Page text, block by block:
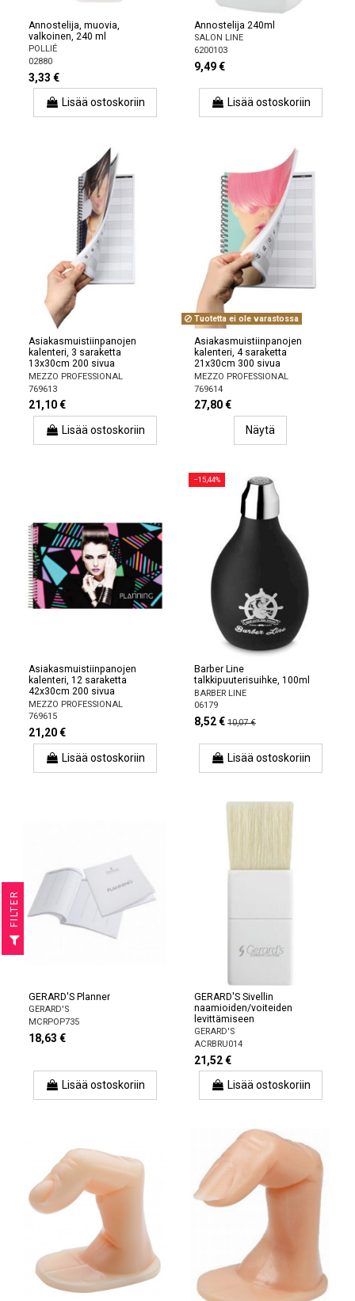
Annostelija, muovia,
valkoinen, 240 ml
POLLIÉ
02880
3,33 €
Lisää ostoskoriin
Annostelija 240ml
SALON LINE
6200103
9,49 €
Lisää ostoskoriin
Asiakasmuistiinpanojen
kalenteri, 3 saraketta
13x30cm 200 sivua
MEZZO PROFESSIONAL
769613
21,10 €
Lisää ostoskoriin
Tuotetta ei ole varastossa
Asiakasmuistiinpanojen
kalenteri, 4 saraketta
21x30cm 300 sivua
MEZZO PROFESSIONAL
769614
27,80 €
Näytä
Asiakasmuistiinpanojen
kalenteri, 12 saraketta
42x30cm 200 sivua
MEZZO PROFESSIONAL
769615
21,20 €
Lisää ostoskoriin
−15,44%
Barber Line
talkkipuuterisuihke, 100ml
BARBER LINE
06179
8,52 € 10,07 €
Lisää ostoskoriin
GERARD'S Planner
GERARD'S
MCRPOP735
18,63 €
Lisää ostoskoriin
GERARD'S Sivellin
naamioiden/voiteiden
levittämiseen
GERARD'S
ACRBRU014
21,52 €
Lisää ostoskoriin
R